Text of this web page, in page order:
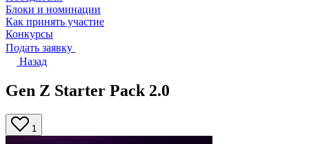
Блоки и номинации
Как принять участие
Конкурсы
Подать заявку
Назад
Gen Z Starter Pack 2.0
1